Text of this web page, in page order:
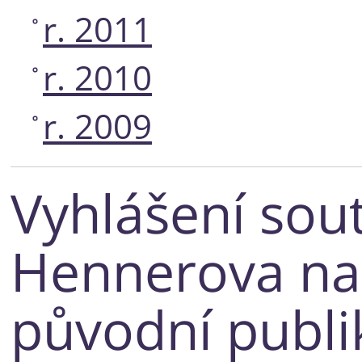
r. 2011
r. 2010
r. 2009
Vyhlášení
Hennerova
původní